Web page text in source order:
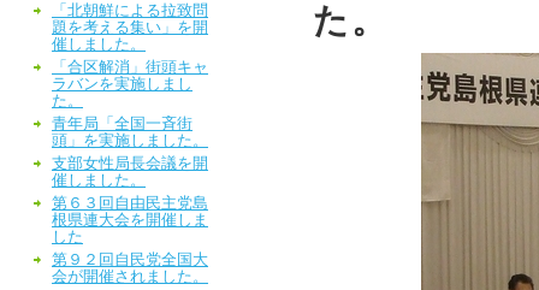
た。
「北朝鮮による拉致問
題を考える集い」を開
催しました。
「合区解消」街頭キャ
ラバンを実施しまし
た。
青年局「全国一斉街
頭」を実施しました。
支部女性局長会議を開
催しました。
第６３回自由民主党島
根県連大会を開催しま
した
第９２回自民党全国大
会が開催されました。